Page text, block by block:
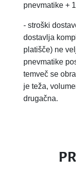
pnevmatike +
- stroški
dostavlja
platišče) ne
pnevmatike
temveč se
je teža,
drugačna.